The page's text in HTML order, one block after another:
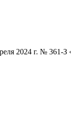
2024 г. № 361-